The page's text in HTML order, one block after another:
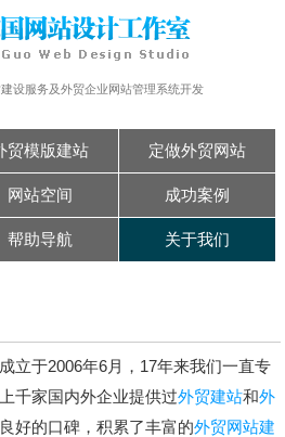
设服务及外贸企业网站管理系统开发
贸模版建站 定做外贸网站
网站空间 成功案例
帮助导航 关于我们
立于2006年6月，17年来我们一直专
上千家国内外企业提供过外贸建站和外
好的口碑，积累了丰富的外贸网站建